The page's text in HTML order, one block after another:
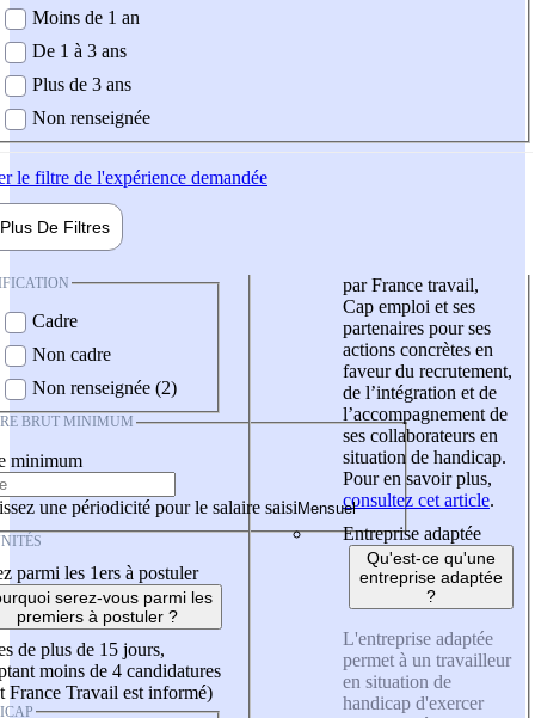
demandée
Moins de 1 an
De 1 à 3 ans
Plus de 3 ans
Non renseignée
le filtre de l'expérience demandée
Plus De Filtres
Cadre
Non cadre
Non renseignée (2)
BRUT MINIMUM
minimum
une périodicité pour le salaire saisi
parmi les 1ers à postuler
serez-vous parmi les
premiers à postuler ?
de plus de 15 jours,
moins de 4 candidatures
France Travail est informé)
par France travail,
Cap emploi et ses
partenaires pour ses
actions concrètes en
faveur du recrutement,
de l’intégration et de
l’accompagnement de
ses collaborateurs en
situation de handicap.
Pour en savoir plus,
consultez cet article.
Entreprise adaptée
Qu'est-ce qu'une
entreprise adaptée
?
L'entreprise adaptée
permet à un travailleur
en situation de
handicap d'exercer